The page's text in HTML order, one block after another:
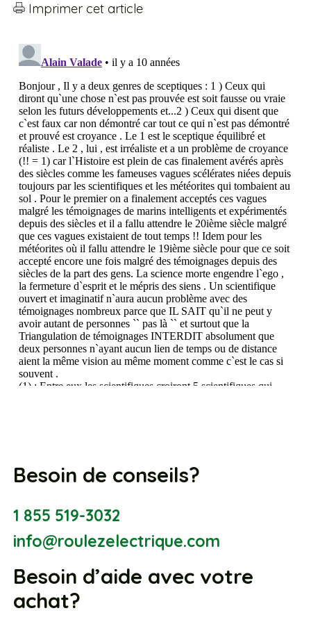
Imprimer cet article
Besoin de conseils?
1 855 519-3032
info@roulezelectrique.com
Besoin d’aide avec votre
achat?